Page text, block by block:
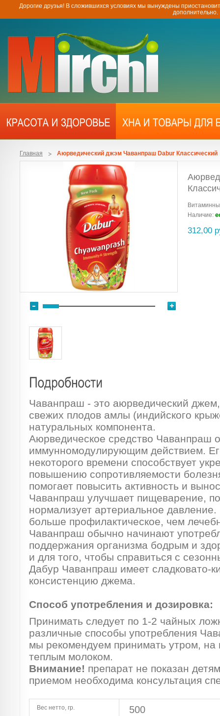
Дорогие друзья! В сложившихся условиях мы вынуждены
Главная Аюрведический джэм Чаванпраш Dabur Классический
Наличие:
312,00
Чаванпраш - это аюрведический
свежих плодов амлы (индийского
натуральных компонента.
Аюрведическое средство Чаванпраш
иммунномодулирующим действием.
некоторого времени способствует
повышению сопротивляемости
помогает повысить активность и
Чаванпраш улучшает пищеварение,
нормализует артериальное
больше профилактическое, чем
Чаванпраш обычно начинают
поддержания организма бодрым и
и для того, чтобы справиться с
Дабур Чаванпраш имеет сладковато-
консистенцию джема.
Способ употребления и дозировка:
Принимать следует по 1-2 чайных
различные способы употребления
мы рекомендуем принимать утром, на
теплым молоком.
Внимание! препарат не показан
приемом необходима консультация
Вес нетто, гр. 500